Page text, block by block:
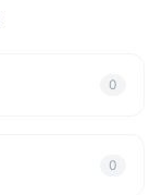
0
0